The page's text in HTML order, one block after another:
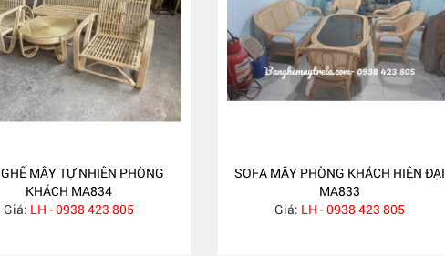
MÂY TỰ NHIÊN PHÒNG
KHÁCH MA834
Giá: LH - 0938 423 805
SOFA MÂY PHÒNG KHÁCH HIỆN ĐẠI
MA833
Giá: LH - 0938 423 805